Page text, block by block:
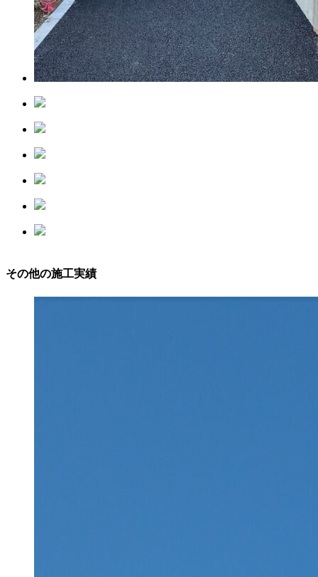
その他の施工実績